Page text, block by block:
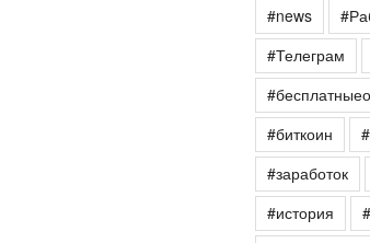
#news
#Телеграм
#биткоин
#заработок
#история